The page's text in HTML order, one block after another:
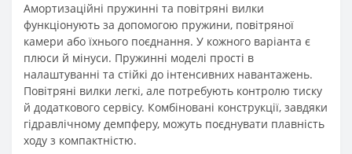
Амортизаційні пружинні та повітряні вилки
функціонують за допомогою пружини, повітряної
камери або їхнього поєднання. У кожного варіанта є
плюси й мінуси. Пружинні моделі прості в
налаштуванні та стійкі до інтенсивних навантажень.
Повітряні вилки легкі, але потребують контролю тиску
й додаткового сервісу. Комбіновані конструкції, завдяки
гідравлічному демпферу, можуть поєднувати плавність
ходу з компактністю.